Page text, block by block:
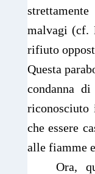
malvagi (cf.
rifiuto
Questa
condanna
che essere
alle fiamme
Ora,